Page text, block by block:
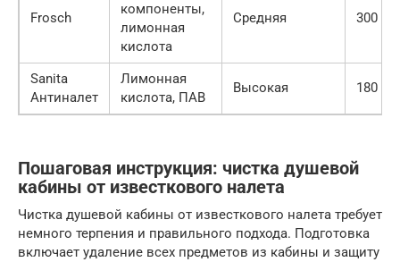
Frosch
компоненты,
лимонная
кислота
Средняя 300
Sanita
Антиналет
Лимонная
кислота, ПАВ
Высокая 180
Пошаговая инструкция: чистка душевой
кабины от известкового налета
Чистка душевой кабины от известкового налета требует
немного терпения и правильного подхода. Подготовка
включает удаление всех предметов из кабины и защиту